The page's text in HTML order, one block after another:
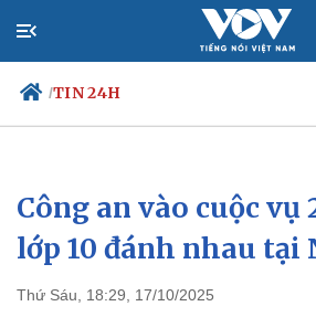
/TIN 24H
Chính trị
Đảng
Tổ chức nhân sự
Nhận diện sự thật
Xã hội
Tin 24h
Dự
Công an vào cuộc vụ
lớp 10 đánh nhau tại
Thứ Sáu, 18:29, 17/10/2025